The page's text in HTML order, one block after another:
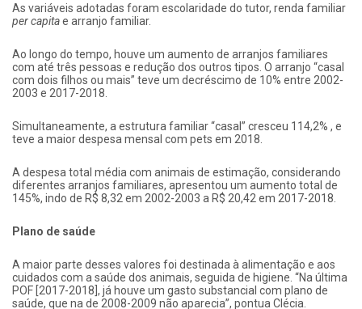
As variáveis adotadas foram escolaridade do tutor, renda familiar
per capitae arranjo familiar.
Ao longo do tempo, houve um aumento de arranjos familiares
com até três pessoas e redução dos outros tipos. O arranjo “casal
com dois filhos ou mais” teve um decréscimo de 10% entre 2002-
2003 e 2017-2018.
Simultaneamente, a estrutura familiar “casal” cresceu 114,2% , e
teve a maior despesa mensal com pets em 2018.
A despesa total média com animais de estimação, considerando
diferentes arranjos familiares, apresentou um aumento total de
145%, indo de R$ 8,32 em 2002-2003 a R$ 20,42 em 2017-2018.
Plano de saúde
A maior parte desses valores foi destinada à alimentação e aos
cuidados com a saúde dos animais, seguida de higiene. “Na última
POF [2017-2018], já houve um gasto substancial com plano de
saúde, que na de 2008-2009 não aparecia”, pontua Clécia.